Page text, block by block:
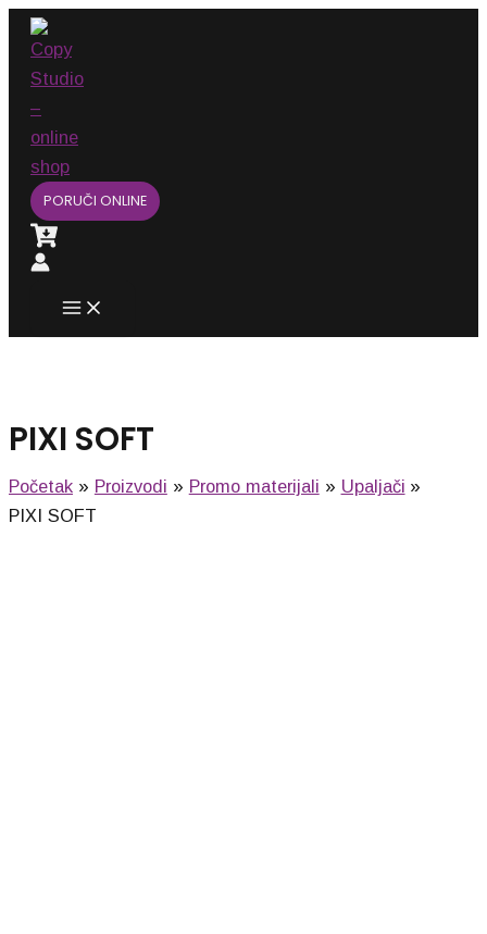
Pređi
sadržaj
PORUČI ONLINE
Main
PIXI SOFT
Početak Proizvodi Promo materijali
Upaljači
PIXI SOFT